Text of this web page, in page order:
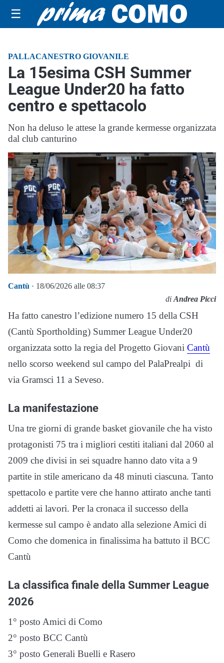
☰
PALLACANESTRO GIOVANILE
La 15esima CSH Summer
League Under20 ha fatto
centro e spettacolo
Non ha deluso le attese la grande kermesse organizzata
dal club canturino
Cantù · 18/06/2026 alle 08:37
diAndrea Picci
Ha fatto canestro l’edizione numero 15 della CSH
(Cantù Sportholding) Summer League Under20
organizzata sotto la regia del Progetto Giovani Cantù
nello scorso weekend sul campo del PalaPrealpi di
via Gramsci 11 a Seveso.
La manifestazione
Una tre giorni di grande basket giovanile che ha visto
protagonisti 75 tra i migliori cestiti italiani dal 2060 al
2009 che divisi in sei squadre hanno dato vita a 9
partite in stile americano da 48 minuti ciascuna. Tanto
spettacolo e partite vere che hanno attirato anche tanti
addetti ai lavori. Per la cronaca il successo della
kermesse sul campo è andato alla selezione Amici di
Como che domenica in finalissima ha battuto il BCC
Cantù
La classifica finale della Summer League
2026
1° posto Amici di Como
2° posto BCC Cantù
3° posto Generali Buelli e Rasero